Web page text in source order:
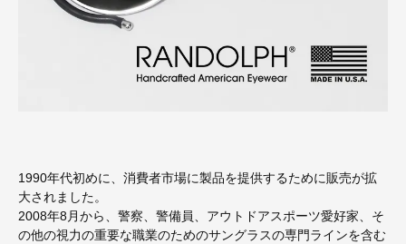
1990年代初めに、消費者市場に製品を提供するために販売が拡
大されました。
2008年8月から、警察、警備員、アウトドアスポーツ愛好家、そ
の他の視力の重要な職業のためのサングラスの専門ラインを含む